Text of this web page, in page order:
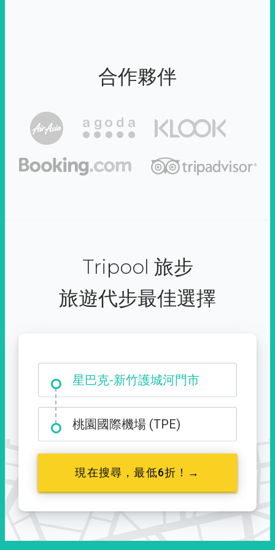
合作夥伴
Tripool 旅步
旅遊代步最佳選擇
大霸尖山登山口
桃園國際機場 (TPE)
現在搜尋，最低6折！→